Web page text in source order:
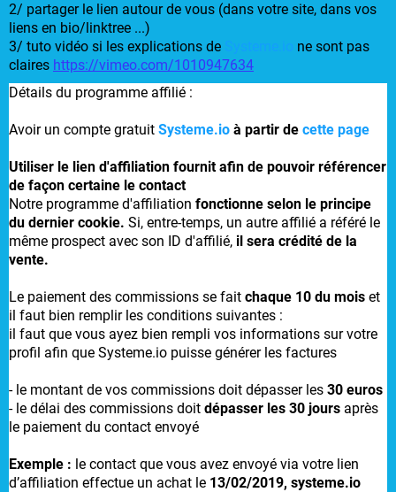
2/ partager le lien autour de vous (dans votre site, dans vos
liens en bio/linktree ...)
3/ tuto vidéo si les explications de
ne sont pas
claires https://vimeo.com/1010947634
Détails du programme affilié :
Avoir un compte gratuit Systeme.io à partir de cette page
Utiliser le lien d'affiliation fournit afin de pouvoir référencer
de façon certaine le contact
Notre programme d'affiliation fonctionne selon le principe
du dernier cookie. Si, entre-temps, un autre affilié a référé le
même prospect avec son ID d'affilié, il sera crédité de la
vente.
Le paiement des commissions se fait chaque 10 du mois et
il faut bien remplir les conditions suivantes :
il faut que vous ayez bien rempli vos informations sur votre
profil afin que Systeme.io puisse générer les factures
- le montant de vos commissions doit dépasser les 30 euros
- le délai des commissions doit dépasser les 30 jours après
le paiement du contact envoyé
Exemple : le contact que vous avez envoyé via votre lien
d’affiliation effectue un achat le 13/02/2019, systeme.io